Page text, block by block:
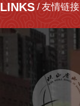
LINKS / 友情链接